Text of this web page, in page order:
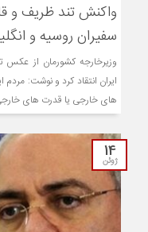
واکنش تند ظریف و
سفیران روسیه و
وزیرخارجه کشورمان از عکس
ایران انتقاد کرد و نوشت:
های خارجی یا قدرت های
14
ژوئن